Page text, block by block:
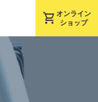
shopping_cart オンライン
ショップ